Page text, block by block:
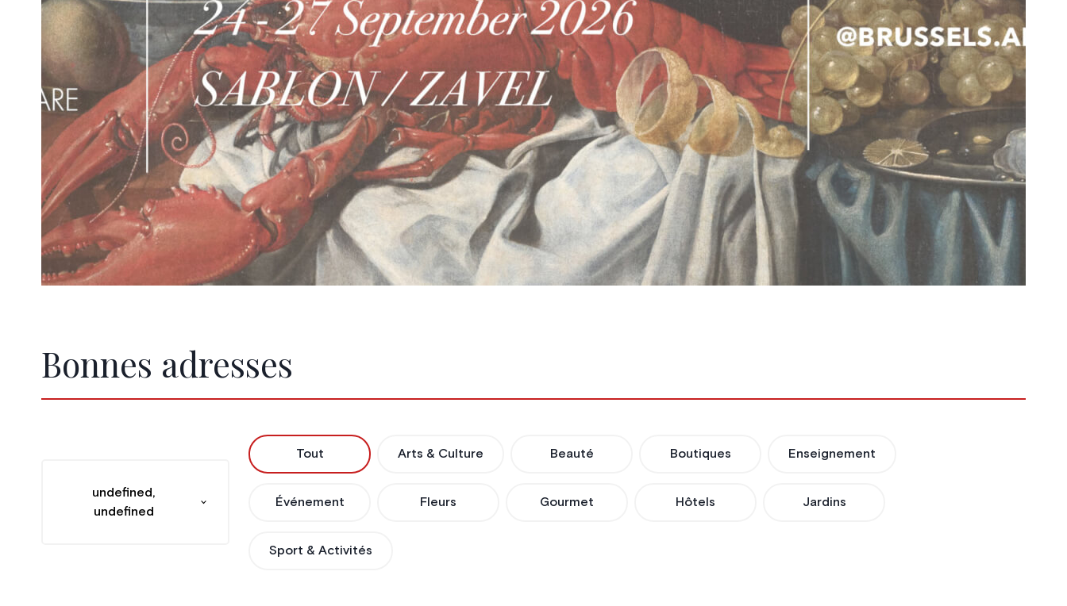
Bonnes adresses
undefined,
undefined
Tout Arts & Culture Beauté Boutiques Enseignement
Événement Fleurs Gourmet Hôtels Jardins
Sport & Activités